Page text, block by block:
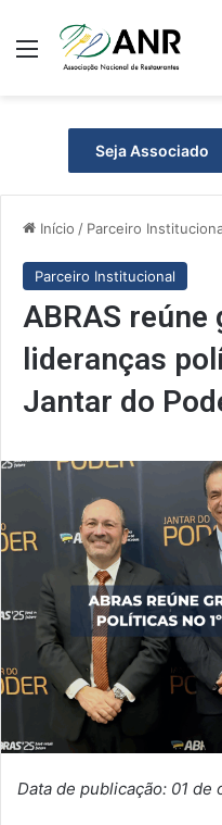
Menu
Seja Associado
Início / Parceiro
Parceiro Institucional
ABRAS reúne
lideranças
Jantar do
Data de publicação: 01 de